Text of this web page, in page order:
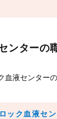
ンターの
血液センター
ック血液セ